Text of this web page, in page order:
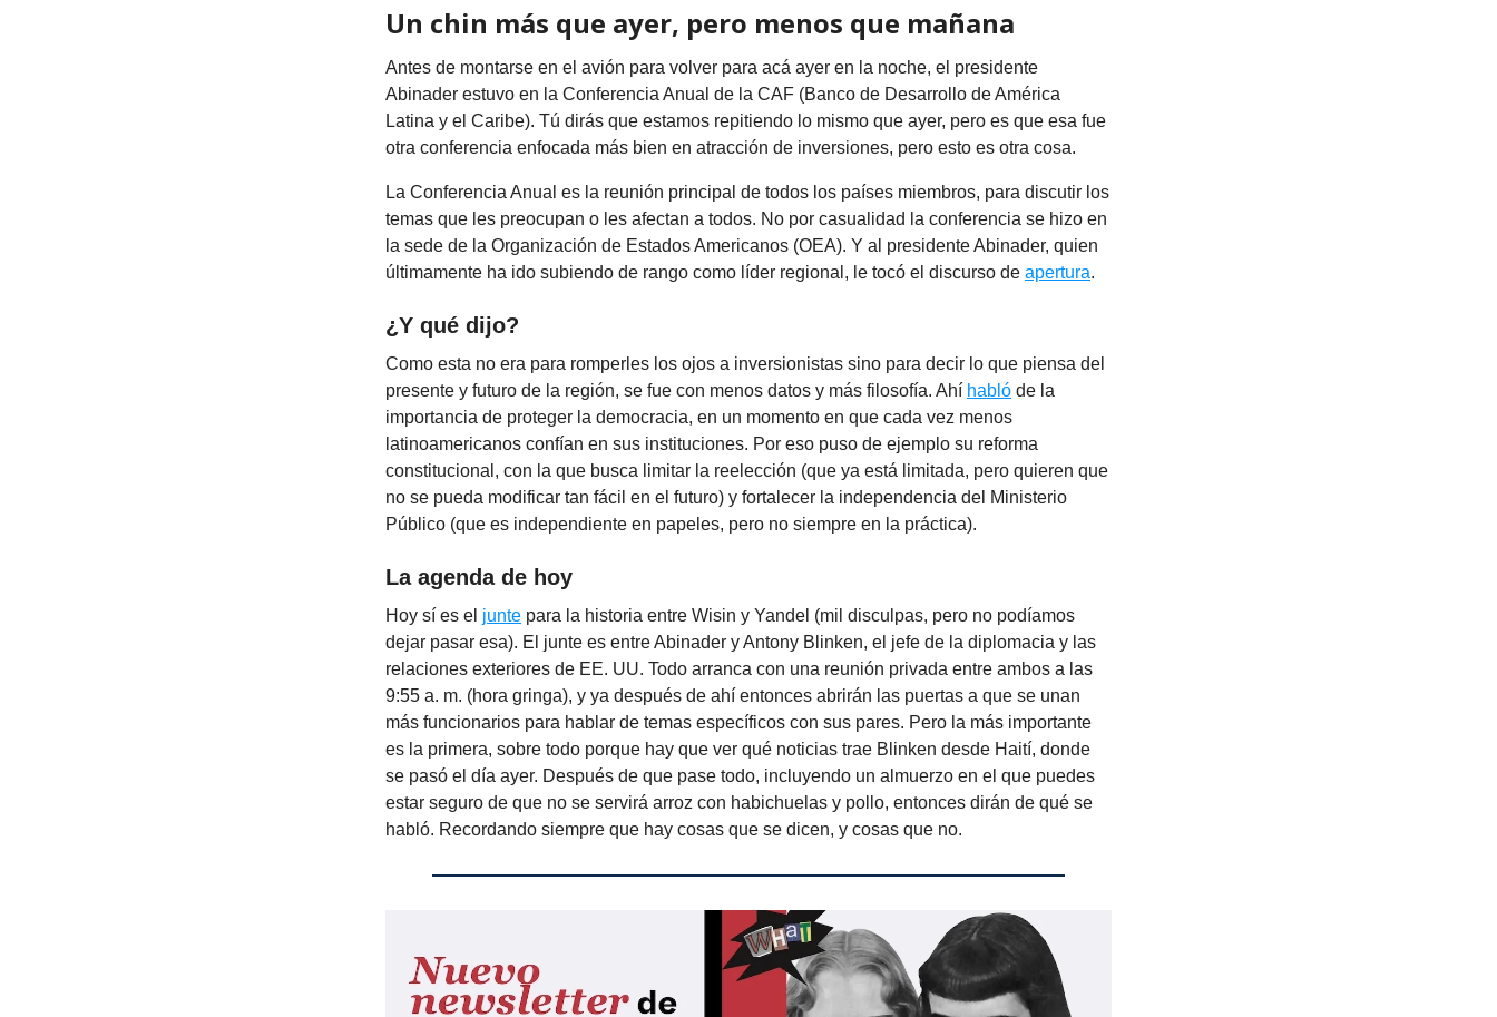
Un chin más que ayer, pero menos que mañana
Antes de montarse en el avión para volver para acá ayer en la noche, el presidente
Abinader estuvo en la Conferencia Anual de la CAF (Banco de Desarrollo de América
Latina y el Caribe). Tú dirás que estamos repitiendo lo mismo que ayer, pero es que esa fue
otra conferencia enfocada más bien en atracción de inversiones, pero esto es otra cosa.
La Conferencia Anual es la reunión principal de todos los países miembros, para discutir los
temas que les preocupan o les afectan a todos. No por casualidad la conferencia se hizo en
la sede de la Organización de Estados Americanos (OEA). Y al presidente Abinader, quien
últimamente ha ido subiendo de rango como líder regional, le tocó el discurso de apertura.
¿Y qué dijo?
Como esta no era para romperles los ojos a inversionistas sino para decir lo que piensa del
presente y futuro de la región, se fue con menos datos y más filosofía. Ahí habló de la
importancia de proteger la democracia, en un momento en que cada vez menos
latinoamericanos confían en sus instituciones. Por eso puso de ejemplo su reforma
constitucional, con la que busca limitar la reelección (que ya está limitada, pero quieren que
no se pueda modificar tan fácil en el futuro) y fortalecer la independencia del Ministerio
Público (que es independiente en papeles, pero no siempre en la práctica).
La agenda de hoy
Hoy sí es el junte para la historia entre Wisin y Yandel (mil disculpas, pero no podíamos
dejar pasar esa). El junte es entre Abinader y Antony Blinken, el jefe de la diplomacia y las
relaciones exteriores de EE. UU. Todo arranca con una reunión privada entre ambos a las
9:55 a. m. (hora gringa), y ya después de ahí entonces abrirán las puertas a que se unan
más funcionarios para hablar de temas específicos con sus pares. Pero la más importante
es la primera, sobre todo porque hay que ver qué noticias trae Blinken desde Haití, donde
se pasó el día ayer. Después de que pase todo, incluyendo un almuerzo en el que puedes
estar seguro de que no se servirá arroz con habichuelas y pollo, entonces dirán de qué se
habló. Recordando siempre que hay cosas que se dicen, y cosas que no.